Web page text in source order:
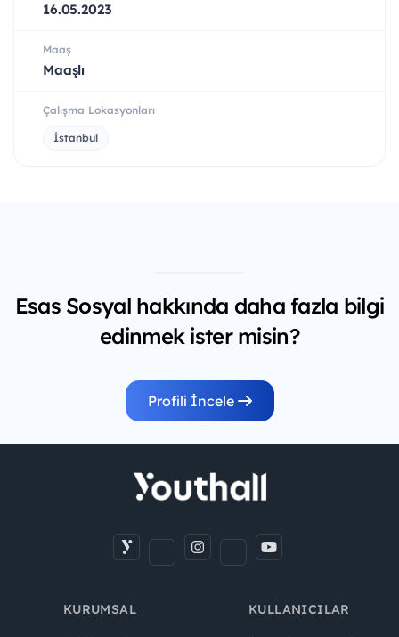
16.05.2023
Maaş
Maaşlı
Çalışma Lokasyonları
İstanbul
Esas Sosyal hakkında daha fazla bilgi
edinmek ister misin?
Profili İncele
KURUMSAL KULLANICILAR